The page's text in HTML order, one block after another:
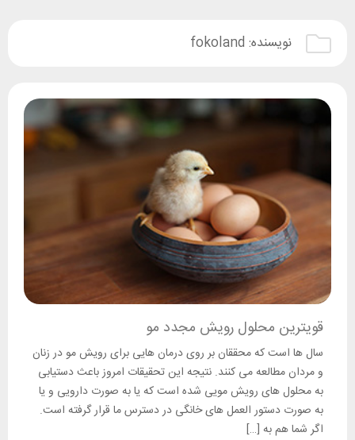
نویسنده: fokoland
قویترین محلول رویش مجدد مو
سال ها است که محققان بر روی درمان هایی برای رویش مو در زنان
و مردان مطالعه می کنند. نتیجه این تحقیقات امروز باعث دستیابی
به محلول های رویش مویی شده است که یا به صورت دارویی و یا
به صورت دستور العمل های خانگی در دسترس ما قرار گرفته است.
اگر شما هم به […]